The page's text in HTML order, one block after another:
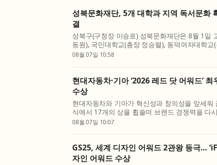
성북문화재단, 5개 대학과 지역 독서문화
결
성북구(구청장 이승로) 성북문화재단은 8월 1일
동원), 국민대학교(총장 정승렬), 동덕여자대학교
여자대학교(총장 이성근), 한성대학교(총장 이창
08월 07일 10:58
현대자동차·기아 ‘2026 레드 닷 어워드’
수상
현대자동차와 기아가 혁신성과 창의성을 앞세워
식에서 17개의 상을 휩쓸며 브랜드 경쟁력을 다
대자동차·기아는 ‘2026 레드 닷 어워드: 브랜드
08월 07일 10:07
GS25, 세계 디자인 어워드 2관왕 등극…
자인 어워드 수상